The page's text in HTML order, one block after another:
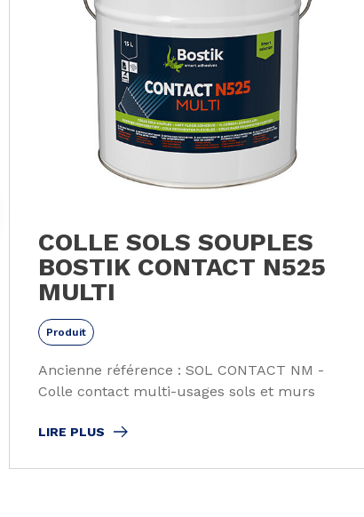
COLLE SOLS SOUPLES
BOSTIK CONTACT N525
MULTI
Produit
Ancienne référence : SOL CONTACT NM -
Colle contact multi-usages sols et murs
LIRE PLUS